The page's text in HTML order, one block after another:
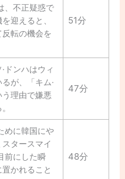
、不正疑惑で
迎えると、
反転の機会を
51分
ドンハはウィ
が、「キム·
理由で嫌悪
47分
めに韓国にや
タースマイ
前にした瞬
かれること
48分